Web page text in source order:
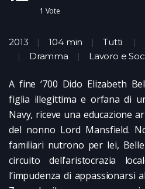
1 Vote
2013 104 min Tutti
Dramma
Lavoro e
A fine ‘700 Dido Elizabeth
figlia illegittima e orfana di
Navy, riceve una educazione
del nonno Lord Mansfield.
familiari nutrono per lei,
circuito dell’aristocrazia
l’impudenza di appassionarsi